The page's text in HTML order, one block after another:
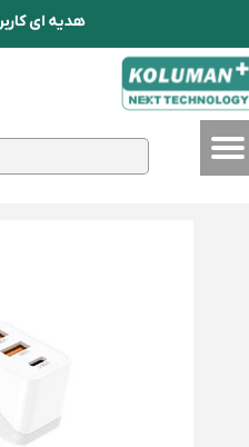
حساب کاربری من
تغییر گذر واژه
سفارشات